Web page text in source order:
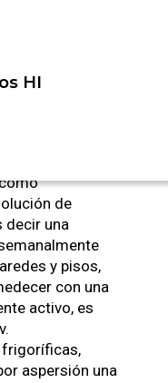
HI
luego de las
de piso y
de 1,2%
de
decir una
y pisos,
con una
activo, es
frigoríficas,
aspersión una